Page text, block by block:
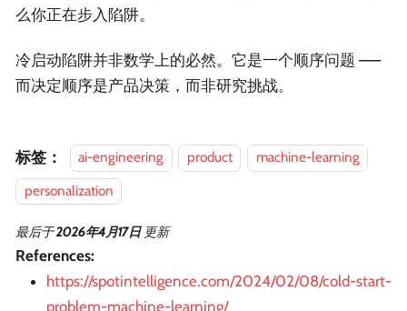
么你正在步入陷阱。
冷启动陷阱并非数学上的必然。它是一个顺序问题 ——
而决定顺序是产品决策，而非研究挑战。
标签： ai-engineering product
machine-learning
personalization
最后于2026年4月17日 更新
References:
https://spotintelligence.com/2024/02/08/cold-start-
problem-machine-learning/